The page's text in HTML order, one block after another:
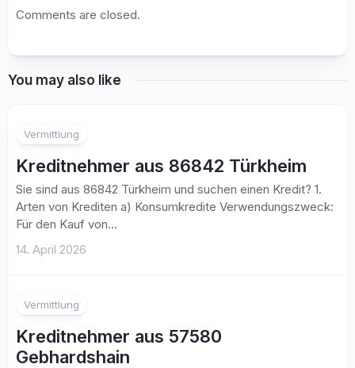
Comments are closed.
You may also like
Vermittlung
Kreditnehmer aus 86842 Türkheim
Sie sind aus 86842 Türkheim und suchen einen Kredit? 1.
Arten von Krediten a) Konsumkredite Verwendungszweck:
Für den Kauf von...
14. April 2026
Vermittlung
Kreditnehmer aus 57580
Gebhardshain